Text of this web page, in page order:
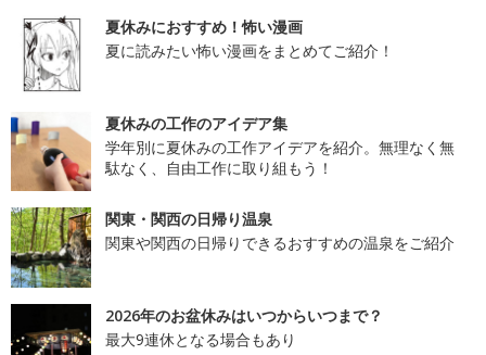
夏休みにおすすめ！怖い漫画
夏に読みたい怖い漫画をまとめてご紹介！
夏休みの工作のアイデア集
学年別に夏休みの工作アイデアを紹介。無理なく無
駄なく、自由工作に取り組もう！
関東・関西の日帰り温泉
関東や関西の日帰りできるおすすめの温泉をご紹介
2026年のお盆休みはいつからいつまで？
最大9連休となる場合もあり